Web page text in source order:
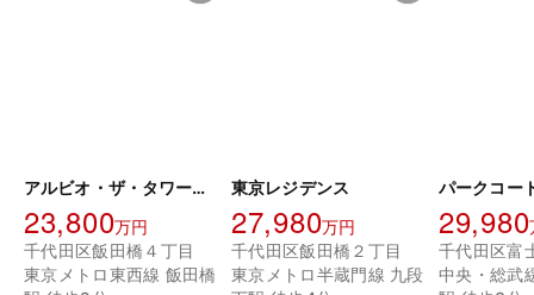
アルビオ・ザ・タワー千代田飯田橋
23,800万円
千代田区飯田橋４丁目
東京メトロ東西線 飯田橋
東京レジデンス
27,980万円
千代田区飯田橋２丁目
東京メトロ半蔵門線 九段
29,980
千代田区富
中央・総武